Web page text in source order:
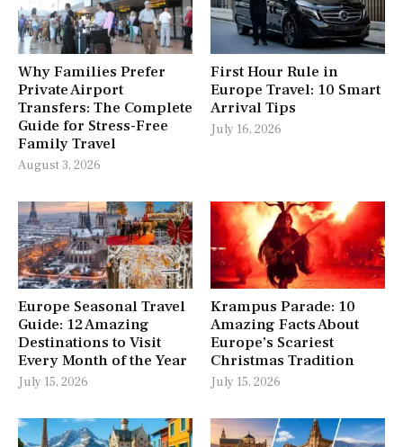
Why Families Prefer
Private Airport
Transfers: The Complete
Guide for Stress-Free
Family Travel
August 3, 2026
First Hour Rule in
Europe Travel: 10 Smart
Arrival Tips
July 16, 2026
Europe Seasonal Travel
Guide: 12 Amazing
Destinations to Visit
Every Month of the Year
July 15, 2026
Krampus Parade: 10
Amazing Facts About
Europe’s Scariest
Christmas Tradition
July 15, 2026